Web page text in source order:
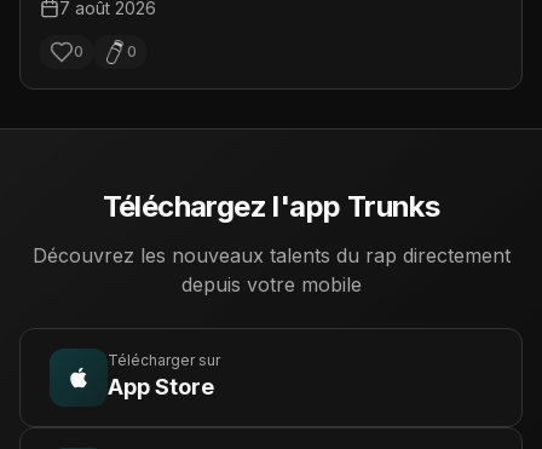
7 août 2026
0 0
Téléchargez l'app Trunks
Découvrez les nouveaux talents du rap directement
depuis votre mobile
Télécharger sur
App Store